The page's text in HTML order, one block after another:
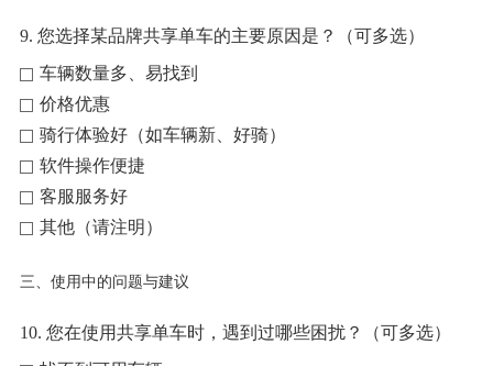
9. 您选择某品牌共享单车的主要原因是？（可多选）
车辆数量多、易找到
价格优惠
骑行体验好（如车辆新、好骑）
软件操作便捷
客服服务好
其他（请注明）
三、使用中的问题与建议
10. 您在使用共享单车时，遇到过哪些困扰？（可多选）